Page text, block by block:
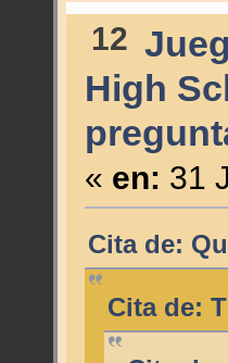
12
High
« en: 31
Cita de:
Cita de: